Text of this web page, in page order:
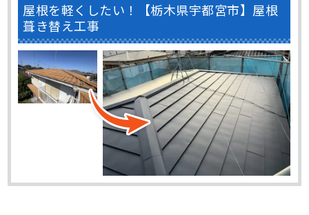
屋根を軽くしたい！【栃木県宇都宮市】屋根
葺き替え工事